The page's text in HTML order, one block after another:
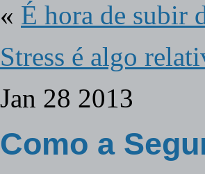
« É hora de subir
Stress é algo
Jan 28 2013
Como a